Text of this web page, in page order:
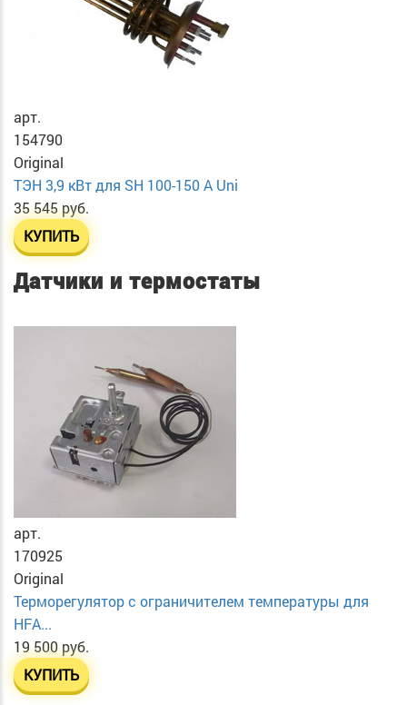
арт.
154790
Original
ТЭН 3,9 кВт для SH 100-150 A Uni
35 545 руб.
КУПИТЬ
Датчики и термостаты
арт.
170925
Original
Терморегулятор с ограничителем температуры для
HFA...
19 500 руб.
КУПИТЬ